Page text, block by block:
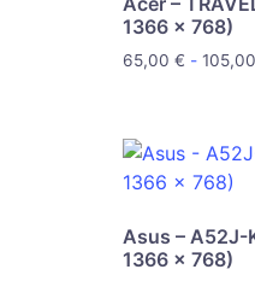
1366 x 768)
65,00 € - 105,00
Asus – A52J-
1366 x 768)